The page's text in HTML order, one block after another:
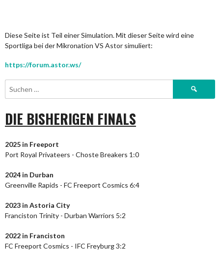
Diese Seite ist Teil einer Simulation. Mit dieser Seite wird eine
Sportliga bei der Mikronation VS Astor simuliert:
https://forum.astor.ws/
Suchen
DIE BISHERIGEN FINALS
2025 in Freeport
Port Royal Privateers - Choste Breakers 1:0
2024 in Durban
Greenville Rapids - FC Freeport Cosmics 6:4
2023 in Astoria City
Franciston Trinity - Durban Warriors 5:2
2022 in Franciston
FC Freeport Cosmics - IFC Freyburg 3:2